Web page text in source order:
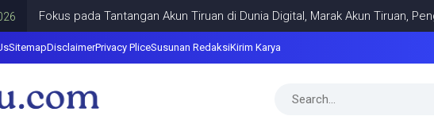
pada Tantangan Akun Tiruan di Dunia Digital, Marak Akun Tiruan,
SitemapDisclaimerPrivacy PliceSusunan RedaksiKirim Karya